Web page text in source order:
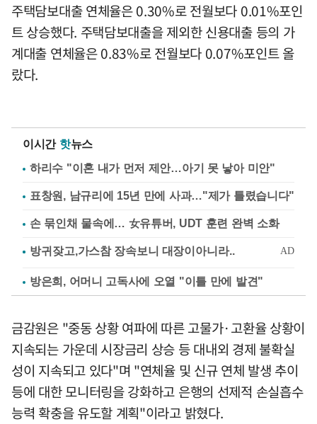
주택담보대출 연체율은 0.30%로 전월보다 0.01%포인
트 상승했다. 주택담보대출을 제외한 신용대출 등의 가
계대출 연체율은 0.83%로 전월보다 0.07%포인트 올
랐다.
이시간 핫뉴스
하리수 "이혼 내가 먼저 제안…아기 못 낳아 미안"
표창원, 남규리에 15년 만에 사과…"제가 틀렸습니다"
손 묶인채 물속에… 女유튜버, UDT 훈련 완벽 소화
방은희, 어머니 고독사에 오열 "이틀 만에 발견"
금감원은 "중동 상황 여파에 따른 고물가·고환율 상황이
지속되는 가운데 시장금리 상승 등 대내외 경제 불확실
성이 지속되고 있다"며 "연체율 및 신규 연체 발생 추이
등에 대한 모니터링을 강화하고 은행의 선제적 손실흡수
능력 확충을 유도할 계획"이라고 밝혔다.